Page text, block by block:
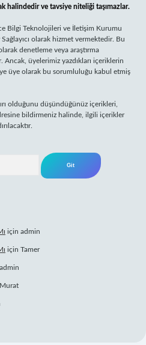
halindedir ve tavsiye niteliği taşımazlar.
Bilgi Teknolojileri ve İletişim Kurumu
olarak hizmet vermektedir. Bu
denetleme veya araştırma
üyelerimiz yazdıkları içeriklerin
üye olarak bu sorumluluğu kabul etmiş
olduğunu düşündüğünüz içerikleri,
bildirmeniz halinde, ilgili içerikler
için admin
için Tamer
admin
Murat